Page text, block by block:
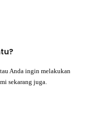
Anda ingin melakukan
sekarang juga.